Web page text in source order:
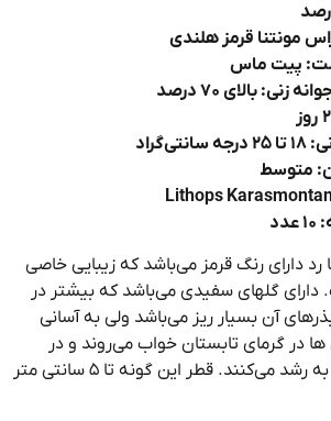
قرمز هلندی
ماس
۷۰ درصد
رنگ قرمز می‌باشد که زیبایی خاصی
گلهای سفیدی می‌باشد که بیشتر در
آن بسیار ریز می‌باشد ولی به آسانی
تابستان خواب می‌روند و در
فصل‌های خنک شروع به رشد می‌کنند. قطر این گونه تا ۵ سانتی متر